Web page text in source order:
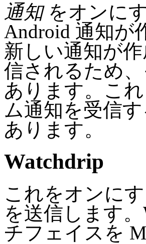
通知をオンに
Android 通知が
新しい通知が
信されるため
あります。こ
ム通知を受信
あります。
Watchdrip
これをオンに
を送信します
チフェイスを